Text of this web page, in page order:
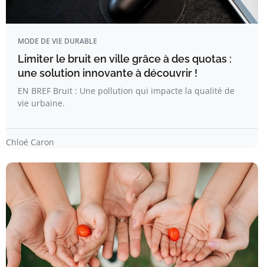
MODE DE VIE DURABLE
Limiter le bruit en ville grâce à des quotas :
une solution innovante à découvrir !
EN BREF Bruit : Une pollution qui impacte la qualité de
vie urbaine.
Chloé Caron